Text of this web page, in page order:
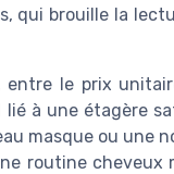
qui brouille la
le prix
à une étagère
masque ou une
routine cheveux